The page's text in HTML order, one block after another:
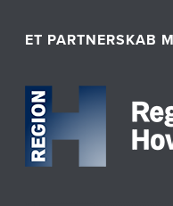
ET PARTNERSKAB